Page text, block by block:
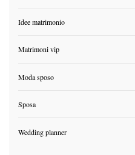
Idee matrimonio
Matrimoni vip
Moda sposo
Sposa
Wedding planner